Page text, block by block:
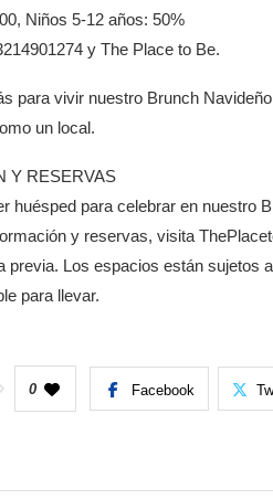
Niños 5-12 años: 50%
y The Place to Be.
para vivir nuestro Brunch
un local.
Y RESERVAS
huésped para celebrar en nuestro
y reservas, visita
previa. Los espacios están sujetos
para llevar.
0 Facebook